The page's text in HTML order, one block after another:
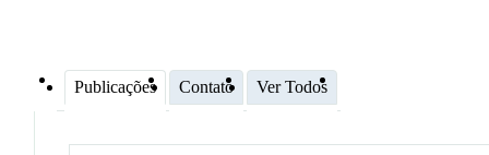
Publicações Contato Ver Todos